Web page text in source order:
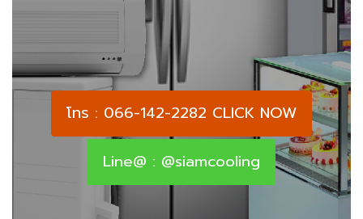
โทร : 066-142-2282 CLICK NOW
Line@ : @siamcooling